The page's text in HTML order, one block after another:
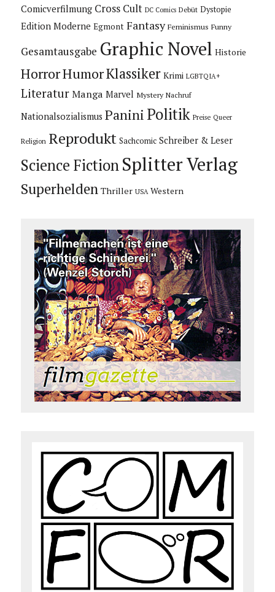
Comicverfilmung Cross Cult DC Comics Debüt Dystopie
Edition Moderne Egmont Fantasy Feminismus Funny
Gesamtausgabe Graphic Novel Historie
HorrorHumorKlassiker Krimi LGBTQIA+
Literatur Manga Marvel Mystery Nachruf
Nationalsozialismus Panini Politik Preise Queer
Religion Reprodukt Sachcomic Schreiber & Leser
Science Fiction Splitter Verlag
Superhelden Thriller USA Western